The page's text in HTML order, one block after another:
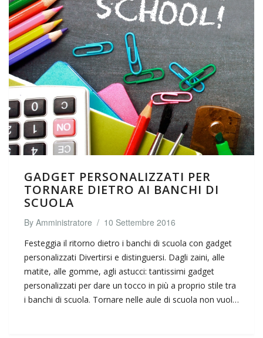
GADGET PERSONALIZZATI PER
TORNARE DIETRO AI BANCHI DI
SCUOLA
By Amministratore / 10 Settembre 2016
Festeggia il ritorno dietro i banchi di scuola con gadget
personalizzati Divertirsi e distinguersi. Dagli zaini, alle
matite, alle gomme, agli astucci: tantissimi gadget
personalizzati per dare un tocco in più a proprio stile tra
i banchi di scuola. Tornare nelle aule di scuola non vuol…